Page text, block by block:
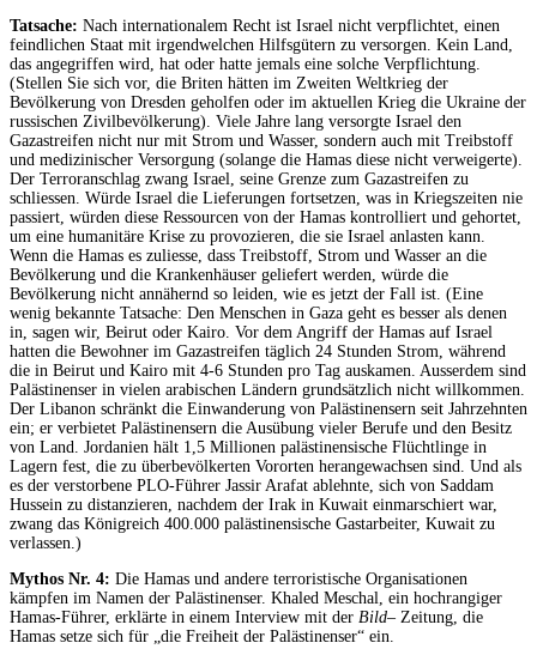
Tatsache: Nach internationalem Recht ist Israel nicht verpflichtet, einen
feindlichen Staat mit irgendwelchen Hilfsgütern zu versorgen. Kein Land,
das angegriffen wird, hat oder hatte jemals eine solche Verpflichtung.
(Stellen Sie sich vor, die Briten hätten im Zweiten Weltkrieg der
Bevölkerung von Dresden geholfen oder im aktuellen Krieg die Ukraine der
russischen Zivilbevölkerung). Viele Jahre lang versorgte Israel den
Gazastreifen nicht nur mit Strom und Wasser, sondern auch mit Treibstoff
und medizinischer Versorgung (solange die Hamas diese nicht verweigerte).
Der Terroranschlag zwang Israel, seine Grenze zum Gazastreifen zu
schliessen. Würde Israel die Lieferungen fortsetzen, was in Kriegszeiten nie
passiert, würden diese Ressourcen von der Hamas kontrolliert und gehortet,
um eine humanitäre Krise zu provozieren, die sie Israel anlasten kann.
Wenn die Hamas es zuliesse, dass Treibstoff, Strom und Wasser an die
Bevölkerung und die Krankenhäuser geliefert werden, würde die
Bevölkerung nicht annähernd so leiden, wie es jetzt der Fall ist. (Eine
wenig bekannte Tatsache: Den Menschen in Gaza geht es besser als denen
in, sagen wir, Beirut oder Kairo. Vor dem Angriff der Hamas auf Israel
hatten die Bewohner im Gazastreifen täglich 24 Stunden Strom, während
die in Beirut und Kairo mit 4-6 Stunden pro Tag auskamen. Ausserdem sind
Palästinenser in vielen arabischen Ländern grundsätzlich nicht willkommen.
Der Libanon schränkt die Einwanderung von Palästinensern seit Jahrzehnten
ein; er verbietet Palästinensern die Ausübung vieler Berufe und den Besitz
von Land. Jordanien hält 1,5 Millionen palästinensische Flüchtlinge in
Lagern fest, die zu überbevölkerten Vororten herangewachsen sind. Und als
es der verstorbene PLO-Führer Jassir Arafat ablehnte, sich von Saddam
Hussein zu distanzieren, nachdem der Irak in Kuwait einmarschiert war,
zwang das Königreich 400.000 palästinensische Gastarbeiter, Kuwait zu
verlassen.)
Mythos Nr. 4: Die Hamas und andere terroristische Organisationen
kämpfen im Namen der Palästinenser. Khaled Meschal, ein hochrangiger
Hamas-Führer, erklärte in einem Interview mit der Bild– Zeitung, die
Hamas setze sich für „die Freiheit der Palästinenser“ ein.